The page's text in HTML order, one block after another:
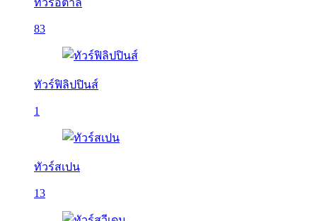
ทัวร์อิตาลี
83
ทัวร์ฟิลิปปินส์
1
ทัวร์สเปน
13